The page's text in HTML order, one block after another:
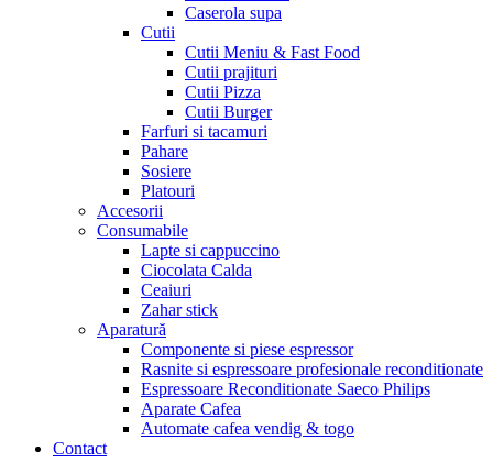
Caserola supa
Cutii
Cutii Meniu & Fast Food
Cutii prajituri
Cutii Pizza
Cutii Burger
Farfuri si tacamuri
Pahare
Sosiere
Platouri
Accesorii
Consumabile
Lapte si cappuccino
Ciocolata Calda
Ceaiuri
Zahar stick
Aparatură
Componente si piese espressor
Rasnite si espressoare profesionale reconditionate
Espressoare Reconditionate Saeco Philips
Aparate Cafea
Automate cafea vendig & togo
Contact